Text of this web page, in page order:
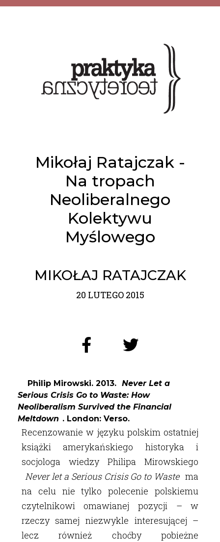
Mikołaj Ratajczak -
Na tropach
Neoliberalnego
Kolektywu
Myślowego
MIKOŁAJ RATAJCZAK
20 LUTEGO 2015
Philip Mirowski. 2013. Never Let a
Serious Crisis Go to Waste: How
Neoliberalism Survived the Financial
Meltdown . London: Verso.
Recenzowanie w języku polskim ostatniej
książki amerykańskiego historyka i
socjologa wiedzy Philipa Mirowskiego
Never let a Serious Crisis Go to Waste ma
na celu nie tylko polecenie polskiemu
czytelnikowi omawianej pozycji – w
rzeczy samej niezwykle interesującej –
lecz również choćby pobieżne